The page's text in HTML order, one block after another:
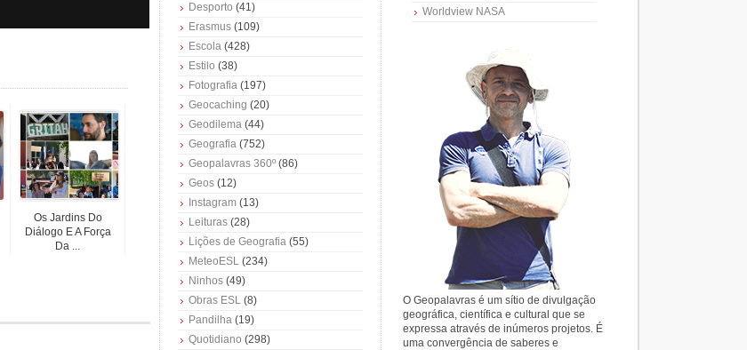
Os Jardins Do
Diálogo E A Força
Da ...
Desporto (41)
Erasmus (109)
Escola (428)
Estilo (38)
Fotografia (197)
Geocaching (20)
Geodilema (44)
Geografia (752)
Geopalavras 360º (86)
Geos (12)
Instagram (13)
Leituras (28)
Lições de Geografia (55)
MeteoESL (234)
Ninhos (49)
Obras ESL (8)
Pandilha (19)
Quotidiano (298)
Worldview NASA
O Geopalavras é um sítio de divulgação
geográfica, científica e cultural que se
expressa através de inúmeros projetos. É
uma convergência de saberes e